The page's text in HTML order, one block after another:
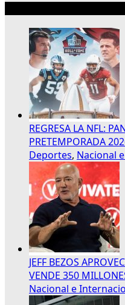
REGRESA LA NFL:
PRETEMPORADA
Deportes, Nacional
JEFF BEZOS
VENDE 350
Nacional e